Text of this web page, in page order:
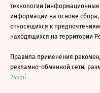
технологии (информационные
информации на основе
относящихся к
находящихся на территории
Правила применения
рекламно-обменной сети,
24smi